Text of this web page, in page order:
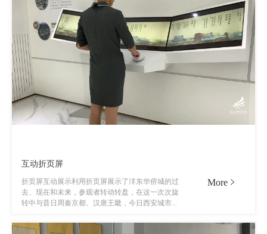
互动折页屏
折页屏互动展示利用折页屏展示了沣东华侨城的过
去、现在和未来，参观者转动转盘，在这一次次旋
转中与昔日周秦京都、汉唐王畿，今日西安城市...
More